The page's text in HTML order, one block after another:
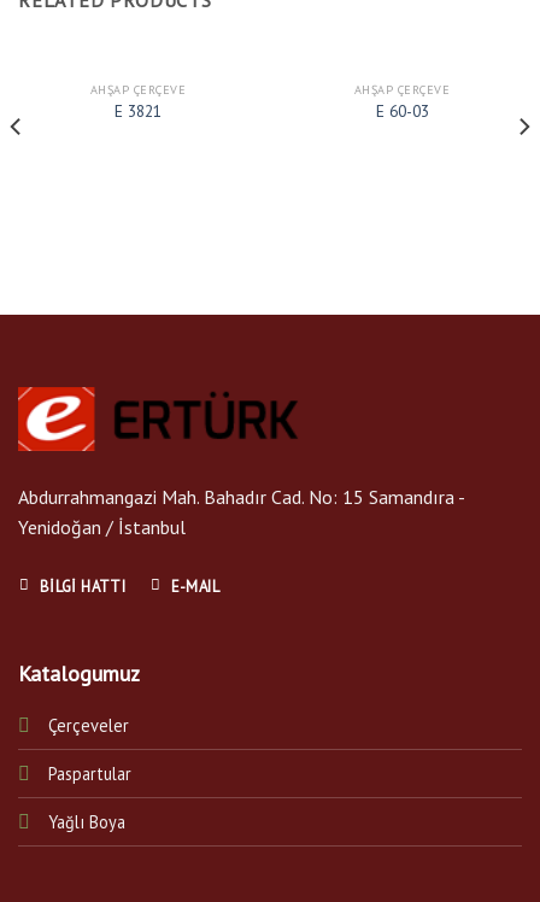
AHŞAP ÇERÇEVE
E 3821
AHŞAP ÇERÇEVE
E 60-03
Abdurrahmangazi Mah. Bahadır Cad. No: 15 Samandıra -
Yenidoğan / İstanbul
BILGI HATTI E-MAIL
Katalogumuz
Çerçeveler
Paspartular
Yağlı Boya